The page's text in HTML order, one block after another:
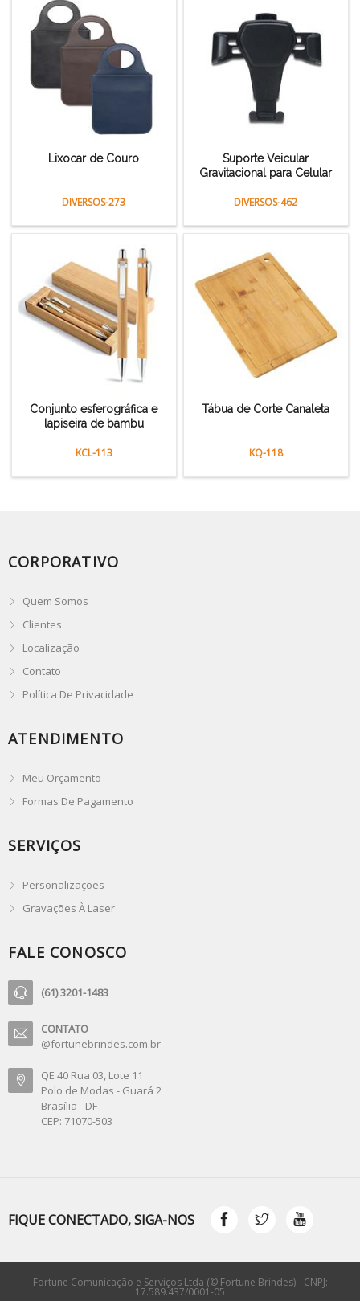
Lixocar de Couro
DIVERSOS-273
Suporte Veicular
Gravitacional para Celular
DIVERSOS-462
Conjunto esferográfica e
lapiseira de bambu
KCL-113
Tábua de Corte Canaleta
KQ-118
CORPORATIVO
Quem Somos
Clientes
Localização
Contato
Política De Privacidade
ATENDIMENTO
Meu Orçamento
Formas De Pagamento
SERVIÇOS
Personalizações
Gravações À Laser
FALE CONOSCO
(61) 3201-1483
CONTATO
@fortunebrindes.com.br
QE 40 Rua 03, Lote 11
Polo de Modas - Guará 2
Brasília - DF
CEP: 71070-503
FIQUE CONECTADO, SIGA-NOS
Fortune Comunicação e Serviços Ltda (© Fortune Brindes) - CNPJ:
17.589.437/0001-05